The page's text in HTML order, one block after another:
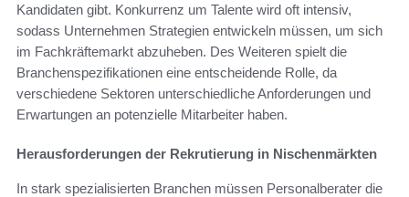
Kandidaten gibt. Konkurrenz um Talente wird oft intensiv,
sodass Unternehmen Strategien entwickeln müssen, um sich
im Fachkräftemarkt abzuheben. Des Weiteren spielt die
Branchenspezifikationen eine entscheidende Rolle, da
verschiedene Sektoren unterschiedliche Anforderungen und
Erwartungen an potenzielle Mitarbeiter haben.
Herausforderungen der Rekrutierung in Nischenmärkten
In stark spezialisierten Branchen müssen Personalberater die